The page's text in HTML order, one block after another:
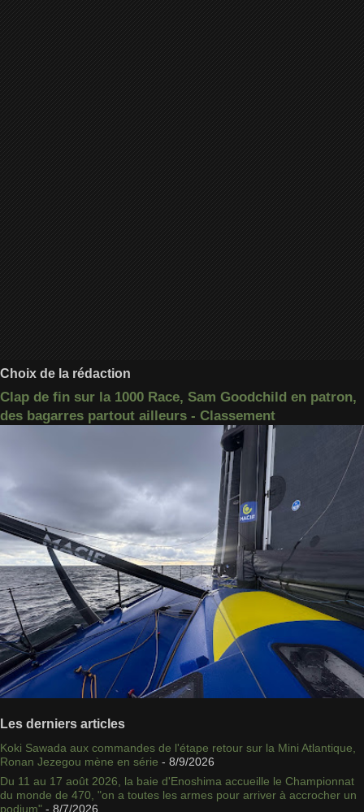
Choix de la rédaction
Clap de fin sur la 1000 Race, Sam Goodchild en patron,
des bagarres partout ailleurs - Classement
Les derniers articles
Koki Sawada aux commandes de l'étape retour sur la Mini Atlantique,
Ronan Jezegou mène en série - 8/9/2026
Du 11 au 17 août 2026, la baie d'Enoshima accueille le Championnat
du monde de 470, "on a toutes les armes pour arriver à accrocher un
podium" - 8/7/2026